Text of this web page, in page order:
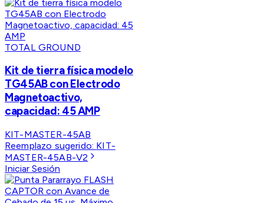
TOTAL GROUND
Kit de tierra física modelo
TG45AB con Electrodo
Magnetoactivo,
capacidad: 45 AMP
KIT-MASTER-45AB
Reemplazo sugerido: KIT-
MASTER-45AB-V2
Iniciar Sesión